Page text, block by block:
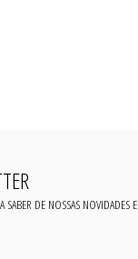
SABER DE NOSSAS NOVIDADES E